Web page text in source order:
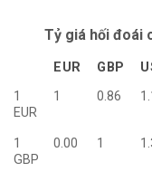
Tỷ giá hối đoái
EUR GBP
1
EUR
1 0.86
1
GBP
0.00 1